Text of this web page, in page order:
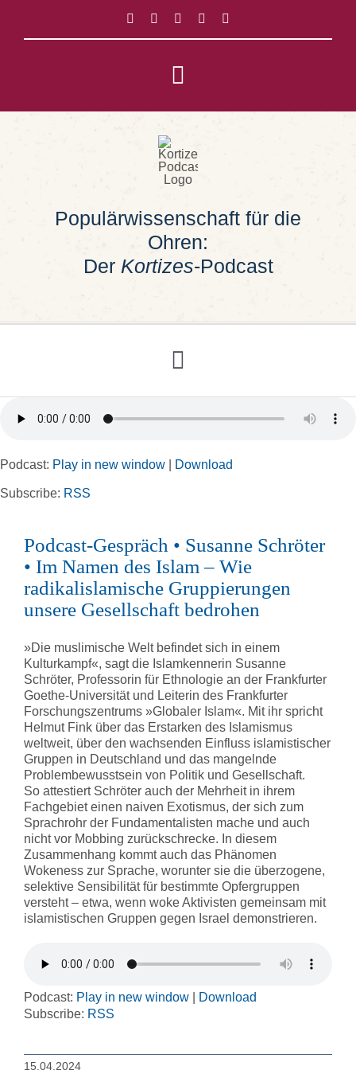
springen
Toggle
Navigation
Impressum
Datenschutz
Populärwissenschaft für die
Ohren:
Der Kortizes-Podcast
Toggle
Navigation
Home
Rubriken
Podcast: Play in new window Download
Subscribe: RSS
Podcast-Gespräch • Susanne Schröter
• Im Namen des Islam – Wie
radikalislamische Gruppierungen
unsere Gesellschaft bedrohen
»Die muslimische Welt befindet sich in einem
Kulturkampf«, sagt die Islamkennerin Susanne
Schröter, Professorin für Ethnologie an der Frankfurter
Goethe-Universität und Leiterin des Frankfurter
Forschungszentrums »Globaler Islam«. Mit ihr spricht
Helmut Fink über das Erstarken des Islamismus
weltweit, über den wachsenden Einfluss islamistischer
Gruppen in Deutschland und das mangelnde
Problembewusstsein von Politik und Gesellschaft.
So attestiert Schröter auch der Mehrheit in ihrem
Fachgebiet einen naiven Exotismus, der sich zum
Sprachrohr der Fundamentalisten mache und auch
nicht vor Mobbing zurückschrecke. In diesem
Zusammenhang kommt auch das Phänomen
Wokeness zur Sprache, worunter sie die überzogene,
selektive Sensibilität für bestimmte Opfergruppen
versteht – etwa, wenn woke Aktivisten gemeinsam mit
islamistischen Gruppen gegen Israel demonstrieren.
Podcast: Play in new window
Download
Subscribe: RSS
15.04.2024